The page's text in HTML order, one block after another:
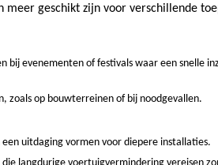
geschikt zijn voor verschillende
evenementen of festivals waar een snelle
zoals op bouwterreinen of bij noodgevallen.
uitdaging vormen voor diepere installaties.